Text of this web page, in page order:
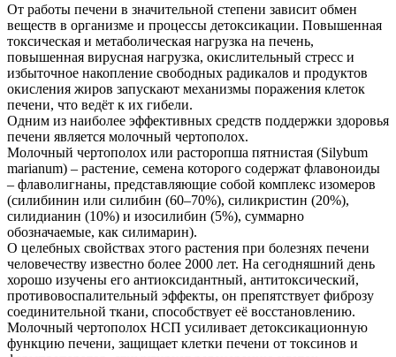
От работы печени в значительной степени зависит обмен
веществ в организме и процессы детоксикации. Повышенная
токсическая и метaболическая нагрузка на печень,
повышенная вирусная нагрузка, окислительный стресс и
избыточное накопление свободных радикалов и продуктов
окисления жиров запускают механизмы поражения клеток
печени, что ведёт к их гибели.
Одним из наиболее эффективных средств поддержки здоровья
печени является молочный чертополох.
Молочный чертополох или расторопша пятнистая (Silybum
marianum) – растение, семена которого содержат флавоноиды
– флаволигнаны, представляющие собой комплекс изомеров
(силибинин или силибин (60–70%), силикристин (20%),
силидианин (10%) и изосилибин (5%), суммарно
обозначаемые, как силимарин).
О целебных свойствах этого растения при болезнях печени
человечеству известно более 2000 лет. На сегодняшний день
хорошо изучены его антиоксидантный, антитоксический,
противовоспалительный эффекты, он препятствует фиброзу
соединительной ткани, способствует её восстановлению.
Молочный чертополох НСП усиливает детоксикационную
функцию печени, защищает клетки печени от токсинов и